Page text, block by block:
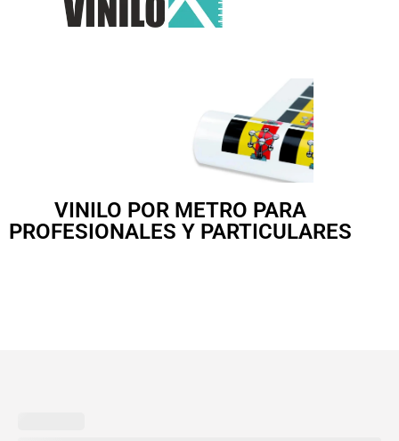
VINILO POR METRO PARA
PROFESIONALES Y PARTICULARES